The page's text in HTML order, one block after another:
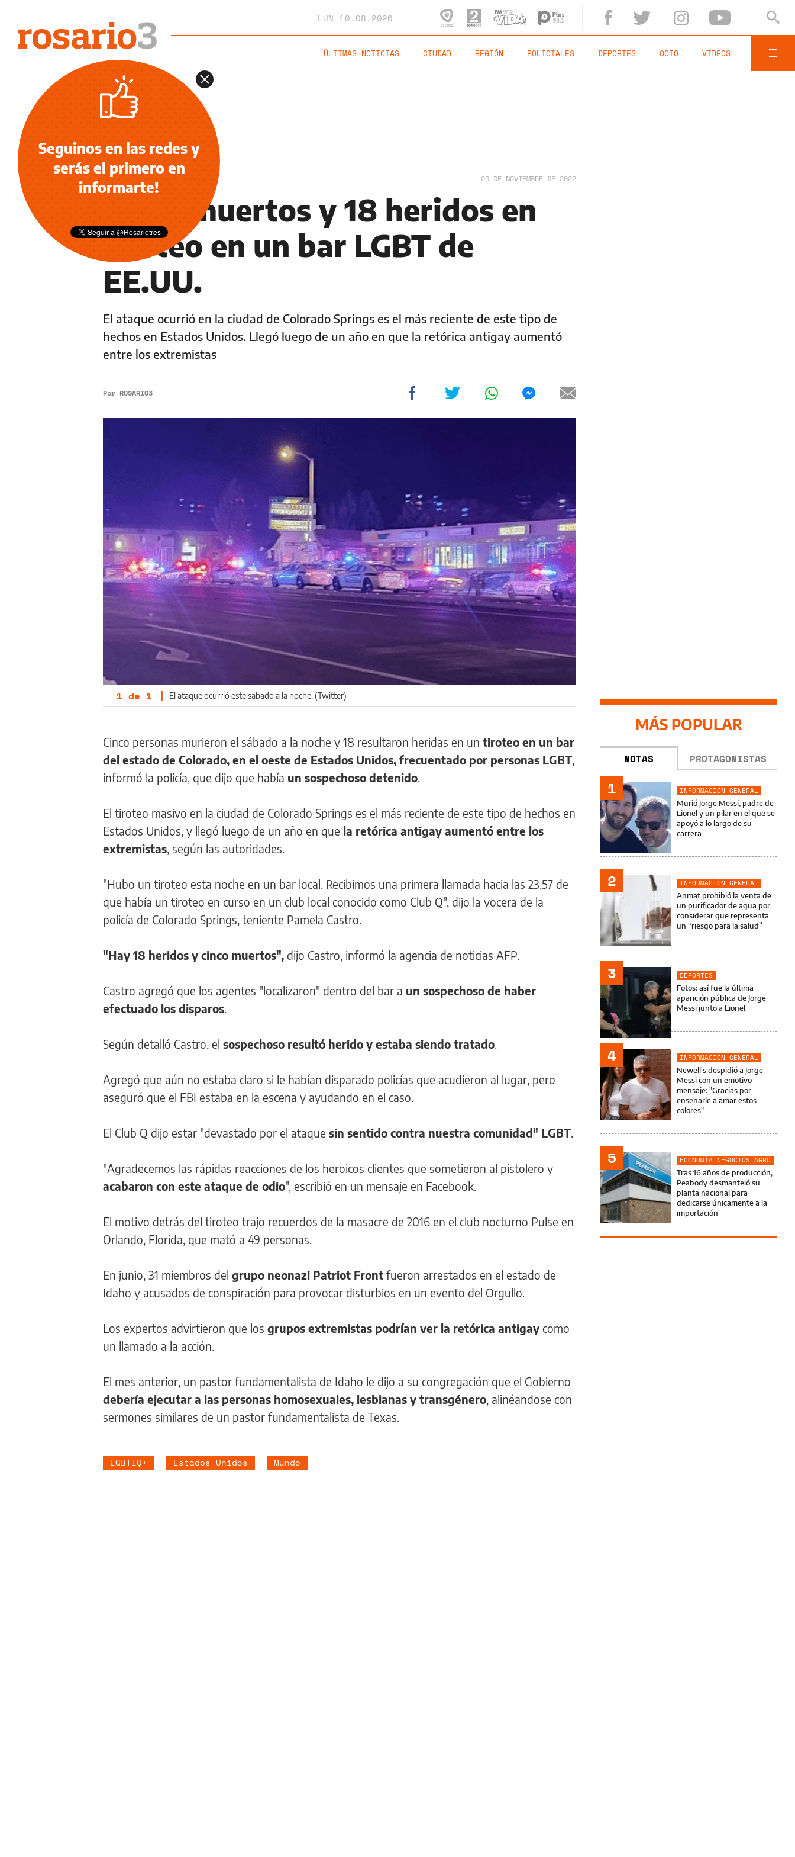
LUN 10.08.2026
ÚLTIMAS NOTICIAS CIUDAD REGIÓN POLICIALES DEPORTES OCIO VIDEOS
INFORMACIÓN GENERAL 20 DE NOVIEMBRE DE 2022
Cinco muertos y 18 heridos en
tiroteo en un bar LGBT de
EE.UU.
El ataque ocurrió en la ciudad de Colorado Springs es el más reciente de este tipo de
hechos en Estados Unidos. Llegó luego de un año en que la retórica antigay aumentó
entre los extremistas
Por ROSARIO3
1 de 1 | El ataque ocurrió este sábado a la noche. (Twitter)
Cinco personas murieron el sábado a la noche y 18 resultaron heridas en un tiroteo en un bar
del estado de Colorado, en el oeste de Estados Unidos, frecuentado por personas LGBT
informó la policía, que dijo que había un sospechoso detenido
El tiroteo masivo en la ciudad de Colorado Springs es el más reciente de este tipo de hechos en
Estados Unidos, y llegó luego de un año en que la retórica antigay aumentó entre los
extremistas , según las autoridades.
"Hubo un tiroteo esta noche en un bar local. Recibimos una primera llamada hacia las 23.57 de
que había un tiroteo en curso en un club local conocido como Club Q", dijo la vocera de la
policía de Colorado Springs, teniente Pamela Castro.
"Hay 18 heridos y cinco muertos", dijo Castro, informó la agencia de noticias AFP.
Castro agregó que los agentes "localizaron" dentro del bar a un sospechoso de haber
efectuado los disparos
Según detalló Castro, el sospechoso resultó herido y estaba siendo tratado
Agregó que aún no estaba claro si le habían disparado policías que acudieron al lugar, pero
aseguró que el FBI estaba en la escena y ayudando en el caso.
El Club Q dijo estar "devastado por el ataque sin sentido contra nuestra comunidad" LGBT
"Agradecemos las rápidas reacciones de los heroicos clientes que sometieron al pistolero y
acabaron con este ataque de odio", escribió en un mensaje en Facebook.
El motivo detrás del tiroteo trajo recuerdos de la masacre de 2016 en el club nocturno Pulse en
Orlando, Florida, que mató a 49 personas.
En junio, 31 miembros del grupo neonazi Patriot Front fueron arrestados en el estado de
Idaho y acusados de conspiración para provocar disturbios en un evento del Orgullo.
Los expertos advirtieron que los grupos extremistas podrían ver la retórica antigay como
un llamado a la acción.
El mes anterior, un pastor fundamentalista de Idaho le dijo a su congregación que el Gobierno
debería ejecutar a las personas homosexuales, lesbianas y transgénero , alinéandose con
sermones similares de un pastor fundamentalista de Texas.
LGBTIQ+ Estados Unidos Mundo
MÁS POPULAR
NOTAS PROTAGONISTAS
1
INFORMACIÓN GENERAL
Murió Jorge Messi, padre de
Lionel y un pilar en el que se
apoyó a lo largo de su
carrera
2
INFORMACIÓN GENERAL
Anmat prohibió la venta de
un purificador de agua por
considerar que representa
un “riesgo para la salud”
3
DEPORTES
Fotos: así fue la última
aparición pública de Jorge
Messi junto a Lionel
4
INFORMACIÓN GENERAL
Newell's despidió a Jorge
Messi con un emotivo
mensaje: "Gracias por
enseñarle a amar estos
colores"
5
ECONOMÍA NEGOCIOS AGRO
Tras 16 años de producción,
Peabody desmanteló su
planta nacional para
dedicarse únicamente a la
importación
Seguinos en las redes y
serás el primero en
informarte!